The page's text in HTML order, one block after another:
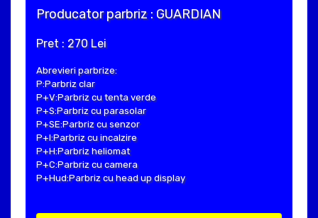
Producator parbriz : GUARDIAN
Pret : 270 Lei
Abrevieri parbrize:
P:Parbriz clar
P+V:Parbriz cu tenta verde
P+S:Parbriz cu parasolar
P+SE:Parbriz cu senzor
P+I:Parbriz cu incalzire
P+H:Parbriz heliomat
P+C:Parbriz cu camera
P+Hud:Parbriz cu head up display